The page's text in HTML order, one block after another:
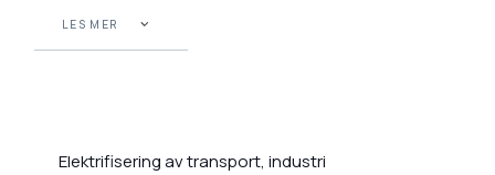
LES MER
Elektrifisering av transport, industri